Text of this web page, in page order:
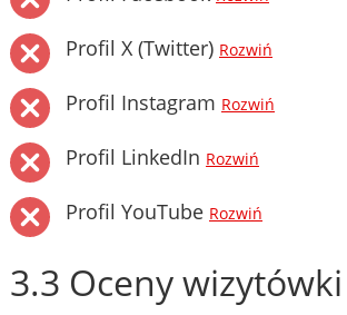
Profil X (Twitter) Rozwiń
Profil Instagram Rozwiń
Profil LinkedIn Rozwiń
Profil YouTube Rozwiń
3.3 Oceny